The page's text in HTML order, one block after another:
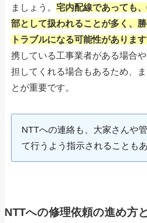
ましょう。宅内配線であっても
部として扱われることが多く、
トラブルになる可能性があります
携している工事業者がある場合
担してくれる場合もあるため、
とが重要です。
NTTへの連絡も、大家さんや
て行うよう指示されることもあ
NTTへの修理依頼の進め方